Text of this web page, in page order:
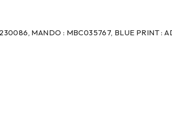
MANDO : MBC035767, BLUE PRINT :